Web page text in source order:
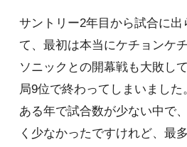
サントリー2年目から試合に出
て、最初は本当にケチョンケ
ソニックとの開幕戦も大敗し
局9位で終わってしまいまし
ある年で試合数が少ない中で
く少なかったですけれど、最